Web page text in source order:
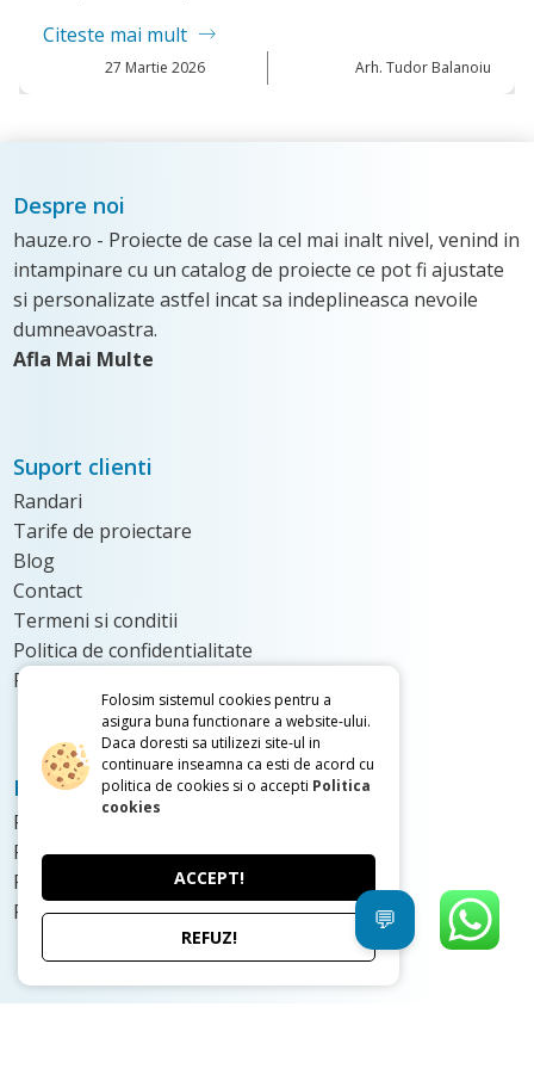
Tudor Balanoiu
💬
Despre noi
hauze.ro - Proiecte de case la cel mai inalt nivel, venind in
intampinare cu un catalog de proiecte ce pot fi ajustate
si personalizate astfel incat sa indeplineasca nevoile
dumneavoastra.
Afla Mai Multe
Suport clienti
Randari
Tarife de proiectare
Blog
Contact
Termeni si conditii
Politica de confidentialitate
Politica de Cookie
Proiectele noastre
Proiecte case Mici
Proiecte case Parter
Proiecte de case cu Etaj
Proiecte de case cu Mansarda
Folosim sistemul cookies pentru a
asigura buna functionare a website-ului.
Daca doresti sa utilizezi site-ul in
continuare inseamna ca esti de acord cu
politica de cookies si o accepti Politica
cookies
ACCEPT!
REFUZ!